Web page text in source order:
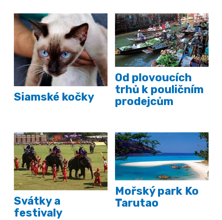
Siamské kočky
Od plovoucích
trhů k pouličním
prodejcům
Svátky a
festivaly
Mořský park Ko
Tarutao